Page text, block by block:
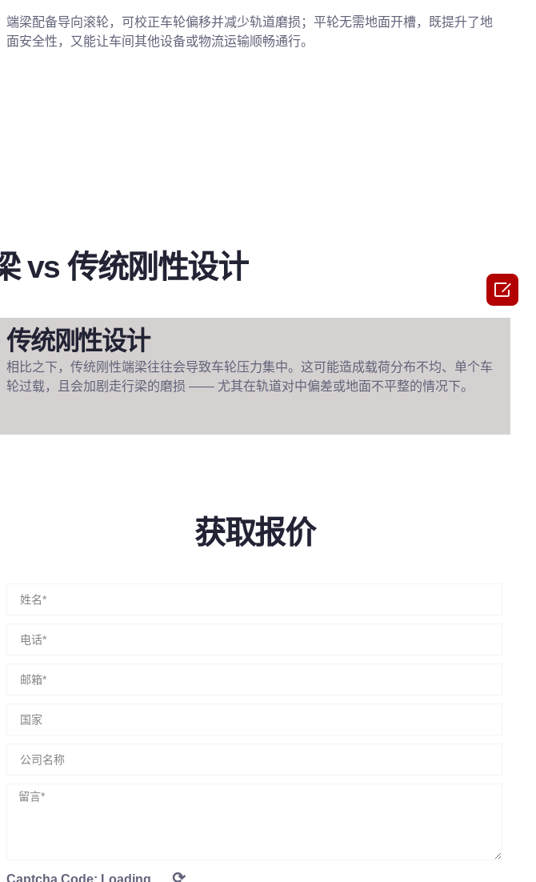
端梁配备导向滚轮，可校正车轮偏移并减少轨道磨损；平轮无需地面开槽，既提升了地
面安全性，又能让车间其他设备或物流运输顺畅通行。
vs 传统刚性设计
传统刚性设计
相比之下，传统刚性端梁往往会导致车轮压力集中。这可能造成载荷分布不均、单个车
轮过载，且会加剧走行梁的磨损 —— 尤其在轨道对中偏差或地面不平整的情况下。
获取报价
⟳
